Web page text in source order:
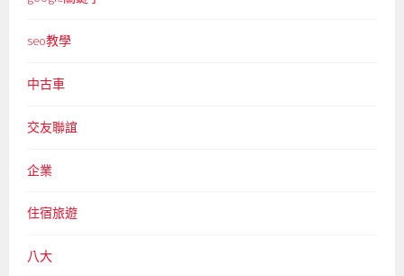
seo教學
中古車
交友聯誼
企業
住宿旅遊
八大